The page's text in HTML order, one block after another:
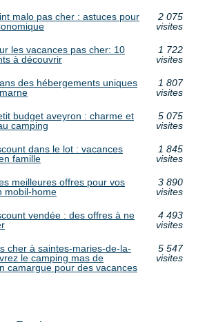
malo pas cher : astuces pour
2 075
visites
les vacances pas cher: 10
à découvrir
1 722
visites
des hébergements uniques
1 807
visites
budget aveyron : charme et
camping
5 075
visites
dans le lot : vacances
famille
1 845
visites
meilleures offres pour vos
mobil-home
3 890
visites
vendée : des offres à ne
4 493
visites
cher à saintes-maries-de-la-
le camping mas de
camargue pour des vacances
5 547
visites